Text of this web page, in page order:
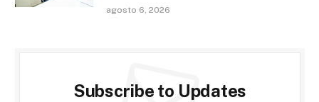
agosto 6, 2026
Subscribe to Updates